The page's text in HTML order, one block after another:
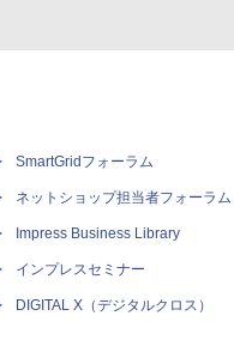
SmartGridフォーラム
ネットショップ担当者フォーラム
Impress Business Library
インプレスセミナー
DIGITAL X（デジタルクロス）